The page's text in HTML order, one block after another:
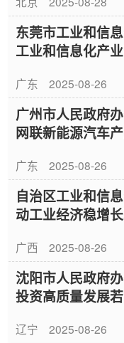
东莞市工业和信
工业和信息化产
广东 2025-08-26
广州市人民政府
网联新能源汽车
广东 2025-08-26
自治区工业和信
动工业经济稳增
广西 2025-08-26
沈阳市人民政府
投资高质量发展
辽宁 2025-08-26